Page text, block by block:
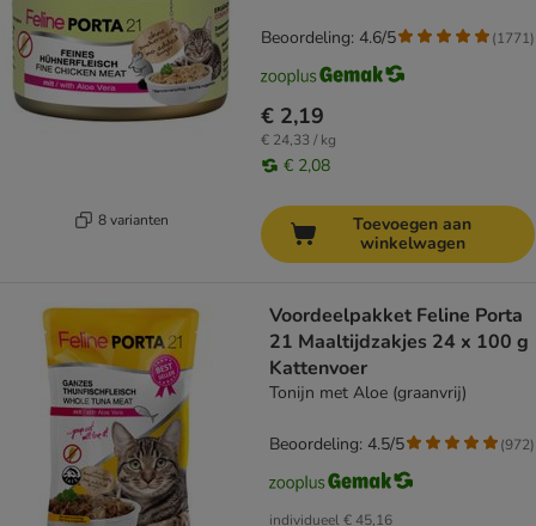
8 varianten
€ 2,19
€ 24,33 / kg
€ 2,08
Beoordeling: 4.6/5 (1771)
Toevoegen aan
winkelwagen
Voordeelpakket Feline Porta
21 Maaltijdzakjes 24 x 100 g
Kattenvoer
Tonijn met Aloe (graanvrij)
individueel€ 45,16
Beoordeling: 4.5/5 (972)